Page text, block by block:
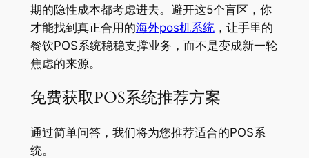
期的隐性成本都考虑进去。避开这5个盲区，你
才能找到真正合用的海外pos机系统，让手里的
餐饮POS系统稳稳支撑业务，而不是变成新一轮
焦虑的来源。
免费获取POS系统推荐方案
通过简单问答，我们将为您推荐适合的POS系
统。